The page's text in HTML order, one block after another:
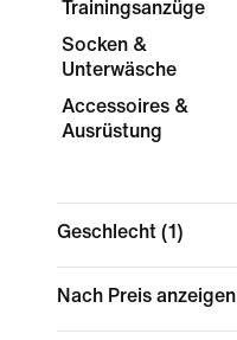
Trainingsanzüge
Socken &
Unterwäsche
Accessoires &
Ausrüstung
Geschlecht (1)
Nach Preis anzeigen